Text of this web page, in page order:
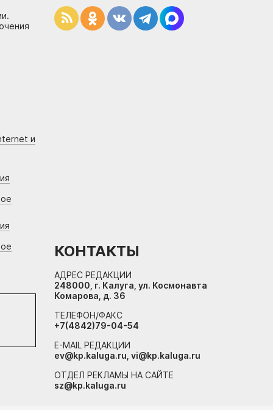
и
КОНТАКТЫ
АДРЕС РЕДАКЦИИ
248000, г. Калуга, ул. Космонавта
Комарова, д. 36
ТЕЛЕФОН/ФАКС
+7(4842)79-04-54
E-MAIL РЕДАКЦИИ
ev@kp.kaluga.ru, vi@kp.kaluga.ru
ОТДЕЛ РЕКЛАМЫ НА САЙТЕ
sz@kp.kaluga.ru